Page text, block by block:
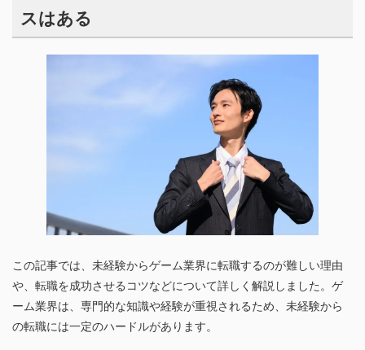
スはある
この記事では、未経験からゲーム業界に転職するのが難しい理由
や、転職を成功させるコツなどについて詳しく解説しました。ゲ
ーム業界は、専門的な知識や経験が重視されるため、未経験から
の転職には一定のハードルがあります。